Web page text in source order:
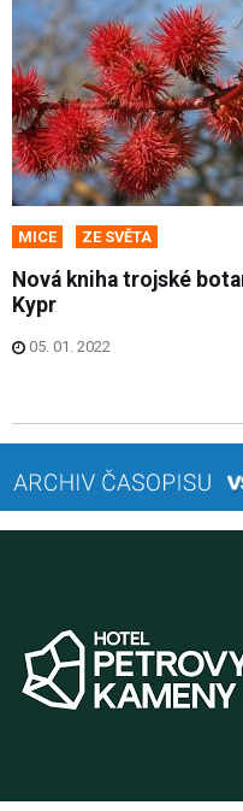
MICE ZE SVĚTA
Nová kniha trojské
Kypr
05. 01. 2022